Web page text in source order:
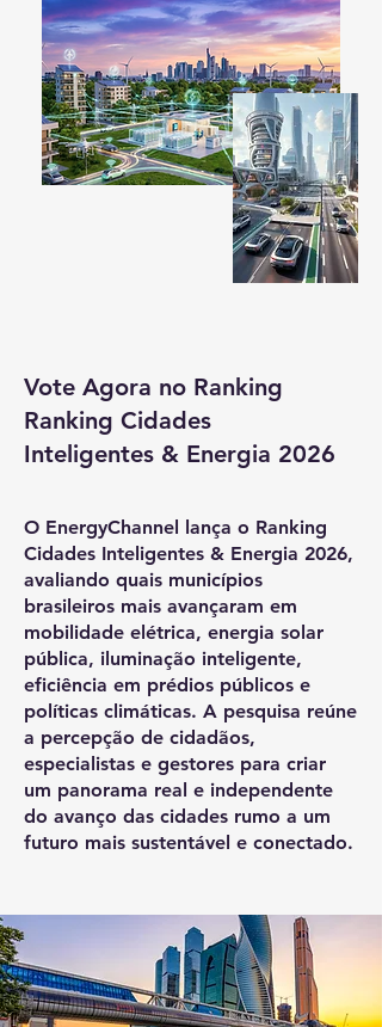
Vote Agora no Ranking
Ranking Cidades
Inteligentes & Energia 2026
O EnergyChannel lança o Ranking
Cidades Inteligentes & Energia 2026,
avaliando quais municípios
brasileiros mais avançaram em
mobilidade elétrica, energia solar
pública, iluminação inteligente,
eficiência em prédios públicos e
políticas climáticas. A pesquisa reúne
a percepção de cidadãos,
especialistas e gestores para criar
um panorama real e independente
do avanço das cidades rumo a um
futuro mais sustentável e conectado.